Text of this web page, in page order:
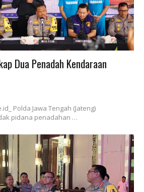
Dua Penadah Kendaraan
Polda Jawa Tengah (Jateng)
pidana penadahan …